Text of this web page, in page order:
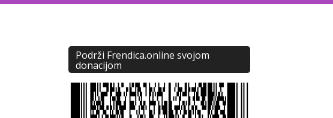
Podrži Frendica.online svojom
donacijom